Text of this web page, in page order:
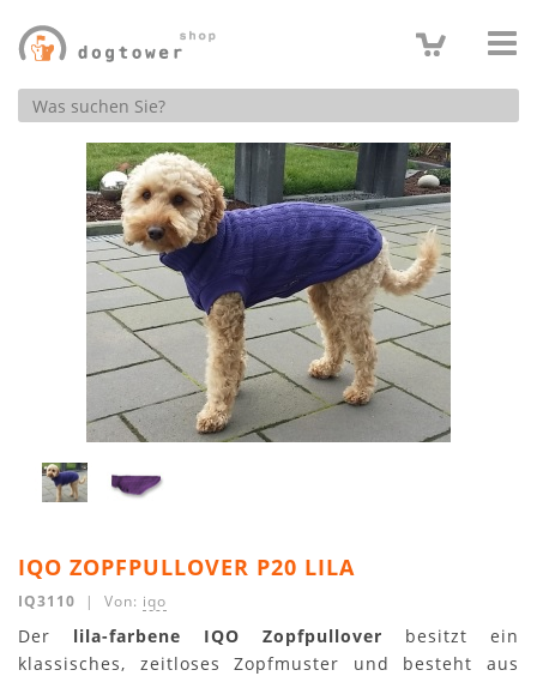
Produktsuche
IQO ZOPFPULLOVER P20 LILA
IQ3110 | Von: iqo
Der lila-farbene IQO Zopfpullover besitzt ein
klassisches, zeitloses Zopfmuster und besteht aus